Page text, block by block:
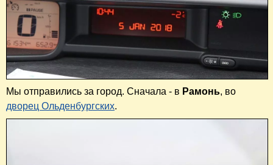
Мы отправились за город. Сначала - в Рамонь, во
дворец Ольденбургских.